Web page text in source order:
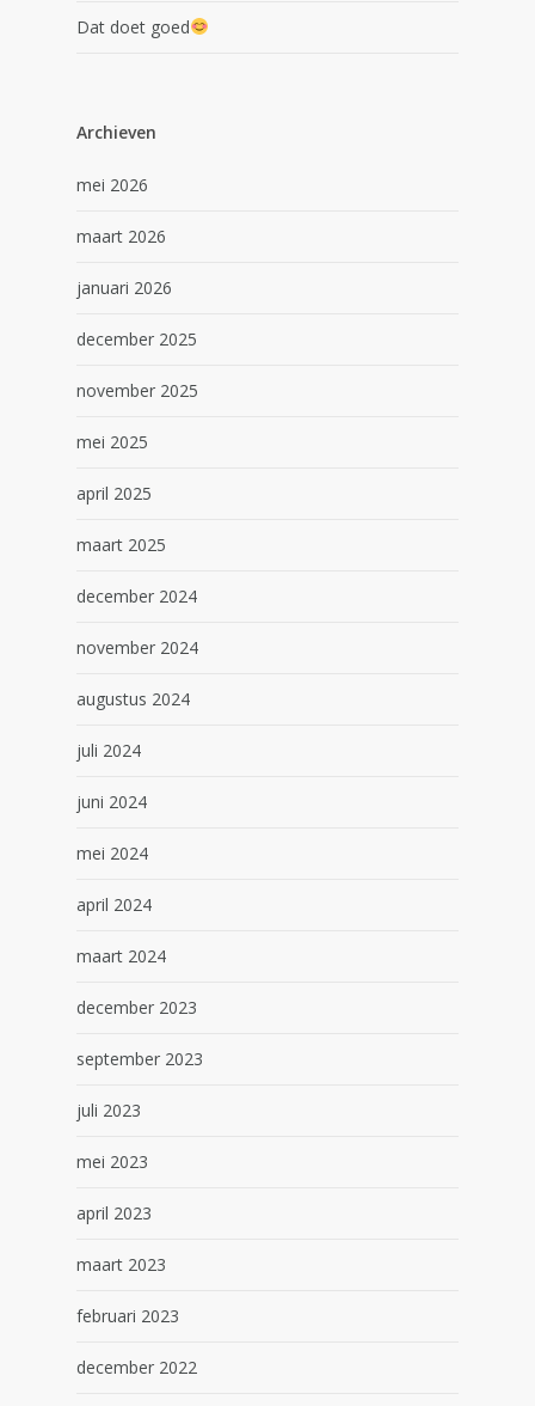
Dat doet goed
Archieven
mei 2026
maart 2026
januari 2026
december 2025
november 2025
mei 2025
april 2025
maart 2025
december 2024
november 2024
augustus 2024
juli 2024
juni 2024
mei 2024
april 2024
maart 2024
december 2023
september 2023
juli 2023
mei 2023
april 2023
maart 2023
februari 2023
december 2022